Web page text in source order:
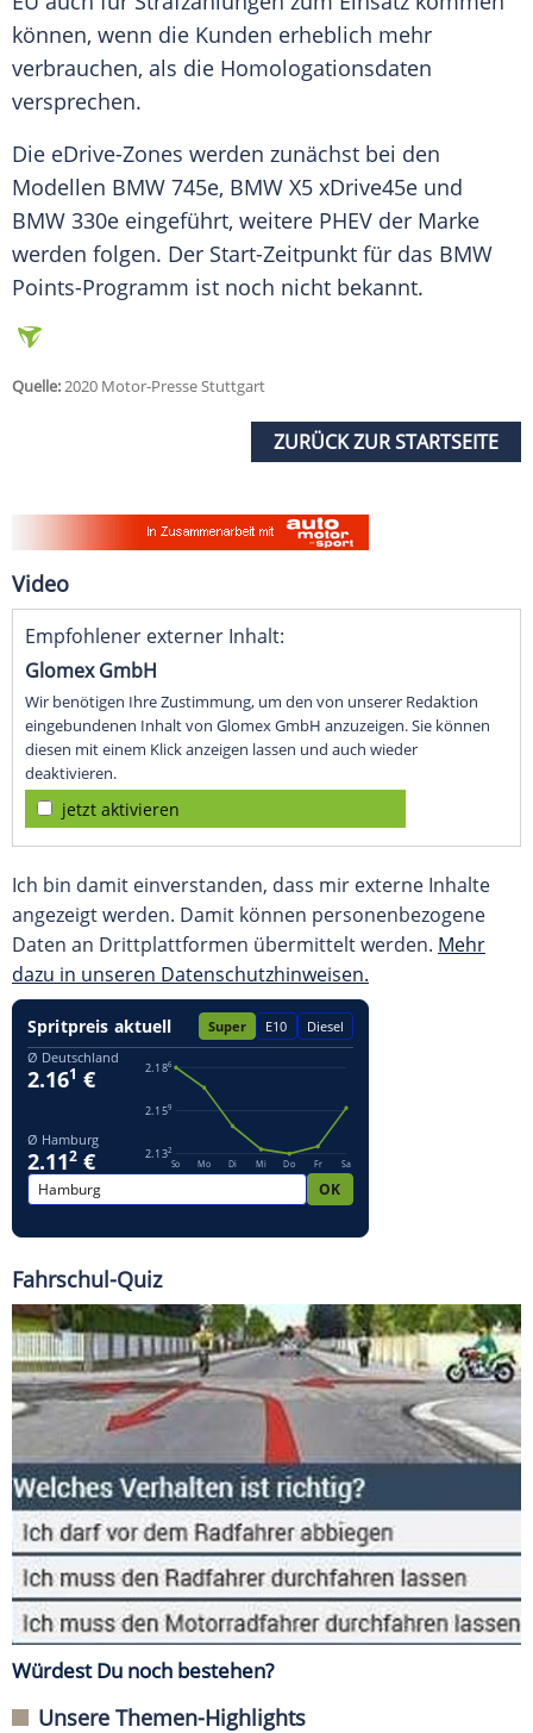
können, wenn die Kunden erheblich mehr
verbrauchen, als die Homologationsdaten
versprechen.
Die eDrive-Zones werden zunächst bei den
Modellen BMW 745e, BMW X5 xDrive45e und
BMW 330e eingeführt, weitere PHEV der Marke
werden folgen. Der Start-Zeitpunkt für das BMW
Points-Programm ist noch nicht bekannt.
Quelle:2020 Motor-Presse Stuttgart
ZURÜCK ZUR STARTSEITE
Video
Empfohlener externer Inhalt:
Glomex GmbH
Wir benötigen Ihre Zustimmung, um den von unserer Redaktion
eingebundenen Inhalt von Glomex GmbH anzuzeigen. Sie können
diesen mit einem Klick anzeigen lassen und auch wieder
deaktivieren.
jetzt aktivieren
Ich bin damit einverstanden, dass mir externe Inhalte
angezeigt werden. Damit können personenbezogene
Daten an Drittplattformen übermittelt werden. Mehr
dazu in unseren Datenschutzhinweisen.
Fahrschul-Quiz
Würdest Du noch bestehen?
Unsere Themen-Highlights